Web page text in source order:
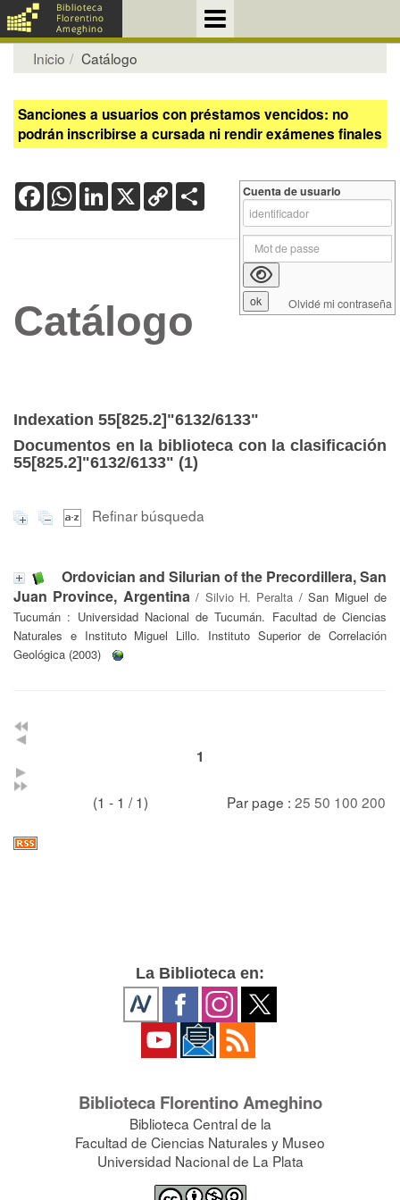
Inicio Catálogo
Sanciones a usuarios con préstamos vencidos: no
podrán inscribirse a cursada ni rendir exámenes finales
FacebookWhatsApp
LinkedIn
X Copy
Link
Catálogo
Indexation 55[825.2]"6132/6133"
Documentos en la biblioteca con la clasificación
55[825.2]"6132/6133" (1)
Refinar búsqueda
Ordovician and Silurian of the Precordillera, San
Juan Province, Argentina/ Silvio H. Peralta / San Miguel de
Tucumán : Universidad Nacional de Tucumán. Facultad de Ciencias
Naturales e Instituto Miguel Lillo. Instituto Superior de Correlación
Geológica (2003)
1
(1 - 1 / 1) Par page : 25 50 100 200
Cuenta de usuario
Olvidé mi contraseña
La Biblioteca en:
Biblioteca Florentino Ameghino
Biblioteca Central de la
Facultad de Ciencias Naturales y Museo
Universidad Nacional de La Plata